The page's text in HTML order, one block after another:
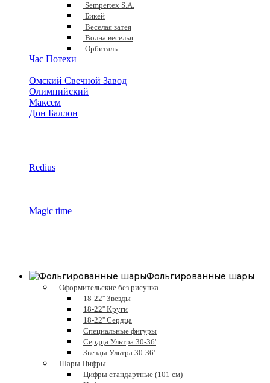
Sempertex S.A.
Бикей
Веселая затея
Волна веселья
Орбиталь
Час Потехи
Омский Свечной Завод
Олимпийский
Максем
Дон Баллон
Redius
Magic time
Фольгированные шары
Оформительские без рисунка
18-22'' Звезды
18-22'' Круги
18-22'' Сердца
Специальные фигуры
Сердца Ультра 30-36'
Звезды Ультра 30-36'
Шары Цифры
Цифры стандартные (101 см)